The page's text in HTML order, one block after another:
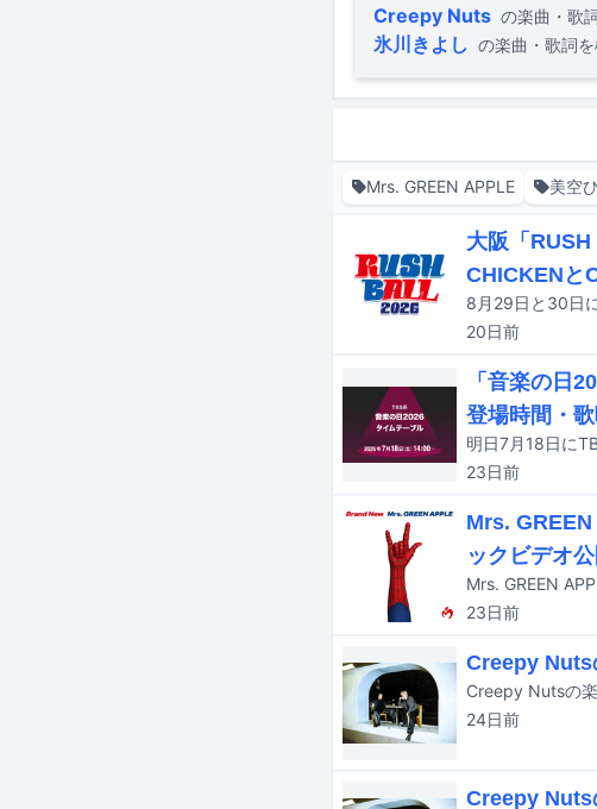
Creepy Nuts の楽曲・歌
氷川きよし の楽曲・歌詞
Mrs. GREEN APPLE 美空
大阪「
CHICKENと
20日前
「音楽の日
登場時間・
23日前
Mrs.
ックビデオ
Mrs. GREEN
23日前
Creepy Nuts
24日前
Creepy Nuts